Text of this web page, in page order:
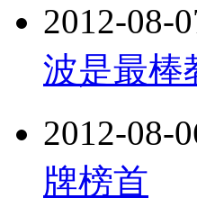
2012-08-
波是最棒
2012-08-
牌榜首